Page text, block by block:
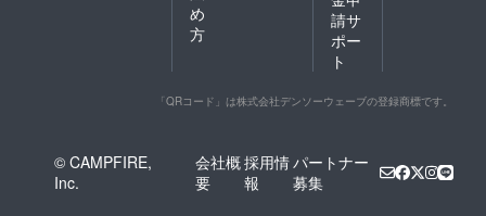
め
方
請サ
ポー
ト
「QRコード」は株式会社デンソーウェーブの登録商標です。
© CAMPFIRE,
Inc.
会社概
要
採用情
報
パートナー
募集